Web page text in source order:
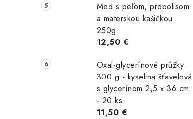
Med s peľom, propolisom
a materskou kašičkou
250g
12,50 €
Oxal-glycerínové prúžky
300 g - kyselina šťavelová
s glycerínom 2,5 x 36 cm
- 20 ks
11,50 €